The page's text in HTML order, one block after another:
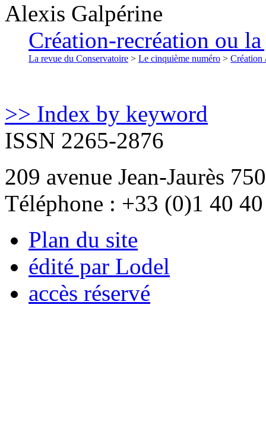
Alexis Galpérine
Création-recréation ou
La revue du Conservatoire > Le cinquième numéro > Création
>> Index by keyword
ISSN 2265-2876
209 avenue Jean-Jaurès
Téléphone : +33 (0)1 40
Plan du site
édité par Lodel
accès réservé